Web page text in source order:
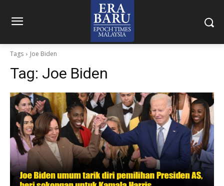
Tags Joe Biden
Tag: Joe Biden